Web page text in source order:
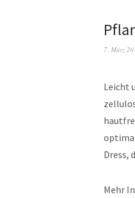
7. März
Leicht
Dress,
Mehr